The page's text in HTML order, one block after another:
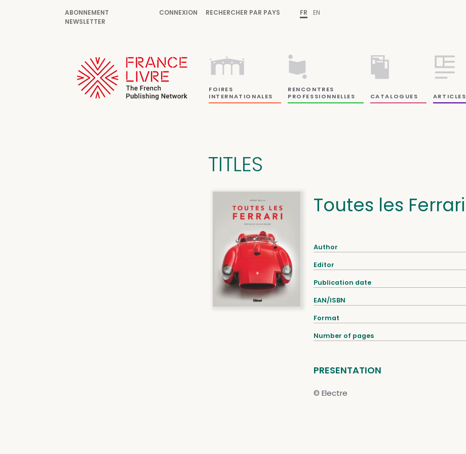
ABONNEMENT
NEWSLETTER
CONNEXION RECHERCHER PAR PAYS FR EN
FOIRES
INTERNATIONALES
RENCONTRES
PROFESSIONNELLES
CATALOGUES ARTICLES
TITLES
Toutes les Ferrari
Author
Editor
Publication date
EAN/ISBN
Format
Number of pages
PRESENTATION
© Electre